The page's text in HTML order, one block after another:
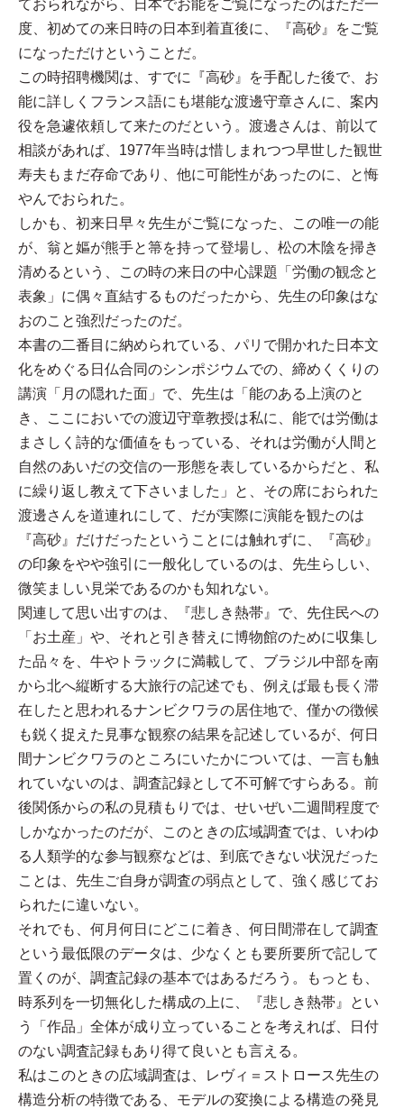
ておられながら、日本でお能をご覧になったのはただ一
度、初めての来日時の日本到着直後に、『高砂』をご覧
になっただけということだ。
この時招聘機関は、すでに『高砂』を手配した後で、お
能に詳しくフランス語にも堪能な渡邊守章さんに、案内
役を急遽依頼して来たのだという。渡邊さんは、前以て
相談があれば、1977年当時は惜しまれつつ早世した観世
寿夫もまだ存命であり、他に可能性があったのに、と悔
やんでおられた。
しかも、初来日早々先生がご覧になった、この唯一の能
が、翁と嫗が熊手と箒を持って登場し、松の木陰を掃き
清めるという、この時の来日の中心課題「労働の観念と
表象」に偶々直結するものだったから、先生の印象はな
おのこと強烈だったのだ。
本書の二番目に納められている、パリで開かれた日本文
化をめぐる日仏合同のシンポジウムでの、締めくくりの
講演「月の隠れた面」で、先生は「能のある上演のと
き、ここにおいでの渡辺守章教授は私に、能では労働は
まさしく詩的な価値をもっている、それは労働が人間と
自然のあいだの交信の一形態を表しているからだと、私
に繰り返し教えて下さいました」と、その席におられた
渡邊さんを道連れにして、だが実際に演能を観たのは
『高砂』だけだったということには触れずに、『高砂』
の印象をやや強引に一般化しているのは、先生らしい、
微笑ましい見栄であるのかも知れない。
関連して思い出すのは、『悲しき熱帯』で、先住民への
「お土産」や、それと引き替えに博物館のために収集し
た品々を、牛やトラックに満載して、ブラジル中部を南
から北へ縦断する大旅行の記述でも、例えば最も長く滞
在したと思われるナンビクワラの居住地で、僅かの徴候
も鋭く捉えた見事な観察の結果を記述しているが、何日
間ナンビクワラのところにいたかについては、一言も触
れていないのは、調査記録として不可解ですらある。前
後関係からの私の見積もりでは、せいぜい二週間程度で
しかなかったのだが、このときの広域調査では、いわゆ
る人類学的な参与観察などは、到底できない状況だった
ことは、先生ご自身が調査の弱点として、強く感じてお
られたに違いない。
それでも、何月何日にどこに着き、何日間滞在して調査
という最低限のデータは、少なくとも要所要所で記して
置くのが、調査記録の基本ではあるだろう。もっとも、
時系列を一切無化した構成の上に、『悲しき熱帯』とい
う「作品」全体が成り立っていることを考えれば、日付
のない調査記録もあり得て良いとも言える。
私はこのときの広域調査は、レヴィ＝ストロース先生の
構造分析の特徴である、モデルの変換による構造の発見